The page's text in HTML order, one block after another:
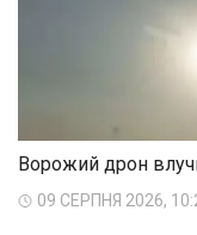
Ворожий дрон
09 СЕРПНЯ 2026,